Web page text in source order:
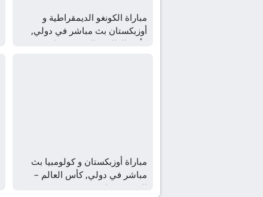
مباراة الكونغو الديمقراطية و
أوزبكستان بث مباشر في دولي,
كأس العالم – المجموعة ك
مباراة أوزبكستان و كولومبيا بث
مباشر في دولي, كأس العالم –
المجموعة ك